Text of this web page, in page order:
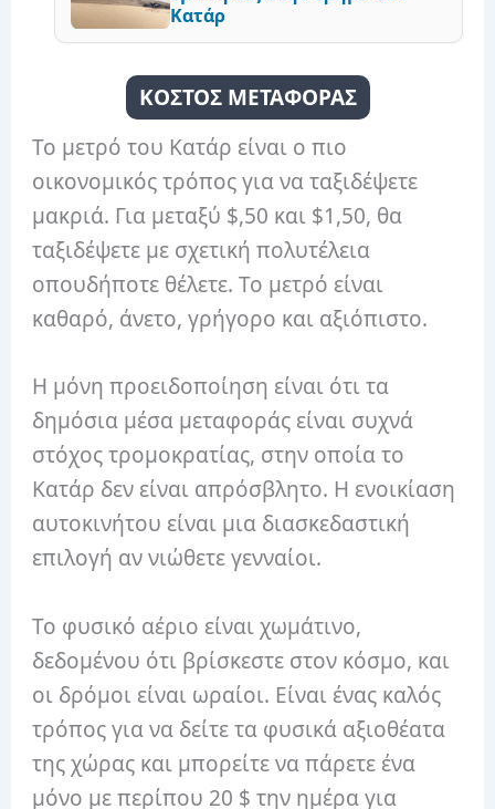
Κατάρ
ΚΟΣΤΟΣ ΜΕΤΑΦΟΡΑΣ
Το μετρό του Κατάρ είναι ο πιο
οικονομικός τρόπος για να ταξιδέψετε
μακριά. Για μεταξύ $,50 και $1,50, θα
ταξιδέψετε με σχετική πολυτέλεια
οπουδήποτε θέλετε. Το μετρό είναι
καθαρό, άνετο, γρήγορο και αξιόπιστο.
Η μόνη προειδοποίηση είναι ότι τα
δημόσια μέσα μεταφοράς είναι συχνά
στόχος τρομοκρατίας, στην οποία το
Κατάρ δεν είναι απρόσβλητο. Η ενοικίαση
αυτοκινήτου είναι μια διασκεδαστική
επιλογή αν νιώθετε γενναίοι.
Το φυσικό αέριο είναι χωμάτινο,
δεδομένου ότι βρίσκεστε στον κόσμο, και
οι δρόμοι είναι ωραίοι. Είναι ένας καλός
τρόπος για να δείτε τα φυσικά αξιοθέατα
της χώρας και μπορείτε να πάρετε ένα
μόνο με περίπου 20 $ την ημέρα για